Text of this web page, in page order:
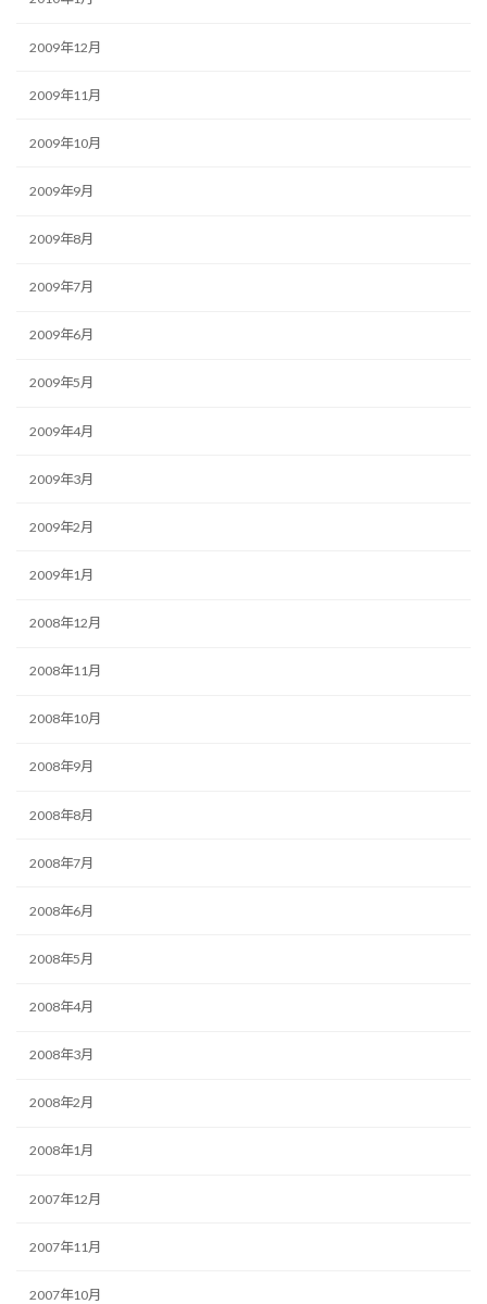
2009年12月
2009年11月
2009年10月
2009年9月
2009年8月
2009年7月
2009年6月
2009年5月
2009年4月
2009年3月
2009年2月
2009年1月
2008年12月
2008年11月
2008年10月
2008年9月
2008年8月
2008年7月
2008年6月
2008年5月
2008年4月
2008年3月
2008年2月
2008年1月
2007年12月
2007年11月
2007年10月